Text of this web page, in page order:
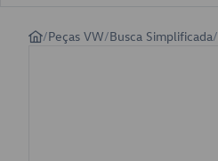
/Peças VW/Busca Simplificada/